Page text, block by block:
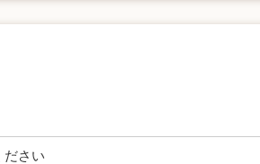
ださい